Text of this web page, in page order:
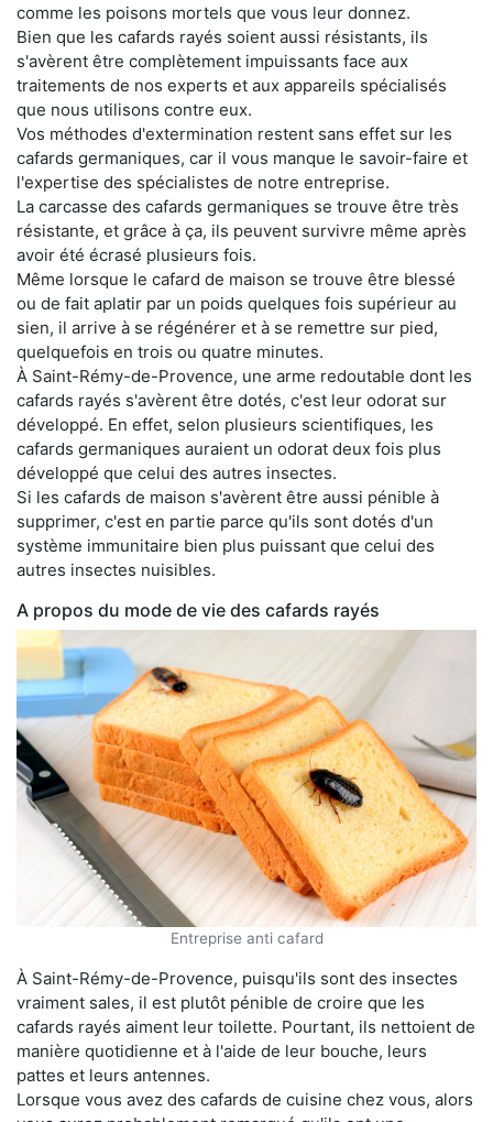
comme les poisons mortels que vous leur donnez.
Bien que les cafards rayés soient aussi résistants, ils
s'avèrent être complètement impuissants face aux
traitements de nos experts et aux appareils spécialisés
que nous utilisons contre eux.
Vos méthodes d'extermination restent sans effet sur les
cafards germaniques, car il vous manque le savoir-faire et
l'expertise des spécialistes de notre entreprise.
La carcasse des cafards germaniques se trouve être très
résistante, et grâce à ça, ils peuvent survivre même après
avoir été écrasé plusieurs fois.
Même lorsque le cafard de maison se trouve être blessé
ou de fait aplatir par un poids quelques fois supérieur au
sien, il arrive à se régénérer et à se remettre sur pied,
quelquefois en trois ou quatre minutes.
À Saint-Rémy-de-Provence, une arme redoutable dont les
cafards rayés s'avèrent être dotés, c'est leur odorat sur
développé. En effet, selon plusieurs scientifiques, les
cafards germaniques auraient un odorat deux fois plus
développé que celui des autres insectes.
Si les cafards de maison s'avèrent être aussi pénible à
supprimer, c'est en partie parce qu'ils sont dotés d'un
système immunitaire bien plus puissant que celui des
autres insectes nuisibles.
A propos du mode de vie des cafards rayés
Entreprise anti cafard
À Saint-Rémy-de-Provence, puisqu'ils sont des insectes
vraiment sales, il est plutôt pénible de croire que les
cafards rayés aiment leur toilette. Pourtant, ils nettoient de
manière quotidienne et à l'aide de leur bouche, leurs
pattes et leurs antennes.
Lorsque vous avez des cafards de cuisine chez vous, alors